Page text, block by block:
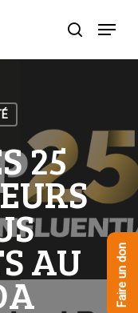
recherche
Menu
25
AU Faire un don